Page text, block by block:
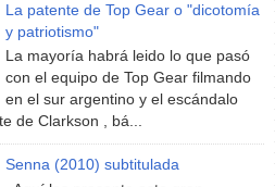
La patente de Top Gear o "dicotomía
y patriotismo"
La mayoría habrá leido lo que pasó
con el equipo de Top Gear filmando
en el sur argentino y el escándalo
de Clarkson , bá...
Senna (2010) subtitulada